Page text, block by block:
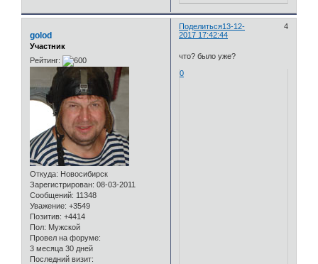
Поделиться 4
13-12-
2017 17:42:44
golod
Участник
Рейтинг:
Откуда: Новосибирск
Зарегистрирован: 08-03-2011
Сообщений: 11348
Уважение: +3549
Позитив: +4414
Пол: Мужской
Провел на форуме:
3 месяца 30 дней
Последний визит:
что? было уже?
0